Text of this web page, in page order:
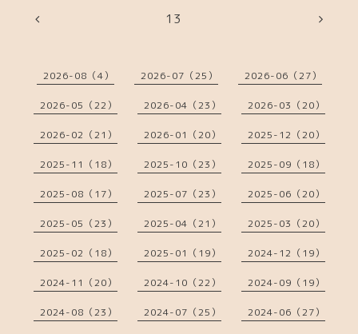
13
2026-08（4） 2026-07（25） 2026-06（27）
2026-05（22） 2026-04（23） 2026-03（20）
2026-02（21） 2026-01（20） 2025-12（20）
2025-11（18） 2025-10（23） 2025-09（18）
2025-08（17） 2025-07（23） 2025-06（20）
2025-05（23） 2025-04（21） 2025-03（20）
2025-02（18） 2025-01（19） 2024-12（19）
2024-11（20） 2024-10（22） 2024-09（19）
2024-08（23） 2024-07（25） 2024-06（27）